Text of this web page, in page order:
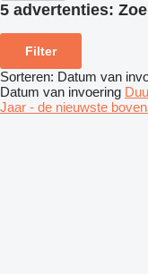
5 advertenties:
Filter
Sorteren: Datum van
Datum van invoering
Jaar - de nieuwste